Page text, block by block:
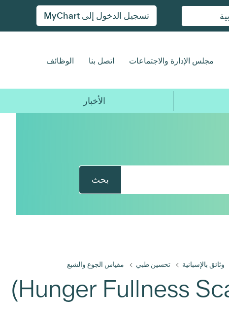
تسجيل الدخول إلى MyChart
مجلس الإدارة والاجتماعات اتصل بنا الوظائف
الأخبار
بحث
وثائق بالإسبانية تحسين طبي مقياس الجوع والشبع